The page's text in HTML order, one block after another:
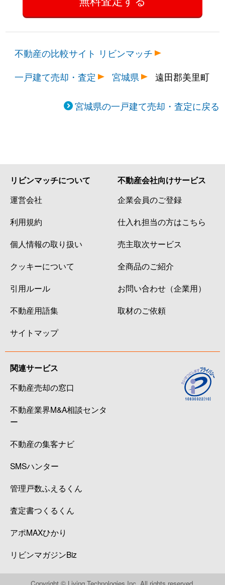
不動産の比較サイト リビンマッチ
一戸建て売却・査定
宮城県 遠田郡美里町
宮城県の一戸建て売却・査定に戻る
リビンマッチについて
運営会社
利用規約
個人情報の取り扱い
クッキーについて
引用ルール
不動産用語集
サイトマップ
不動産会社向けサービス
企業会員のご登録
仕入れ担当の方はこちら
売主取次サービス
全商品のご紹介
お問い合わせ（企業用）
取材のご依頼
関連サービス
不動産売却の窓口
不動産業界M&A相談センタ
ー
不動産の集客ナビ
SMSハンター
管理戸数ふえるくん
査定書つくるくん
アポMAXひかり
リビンマガジンBiz